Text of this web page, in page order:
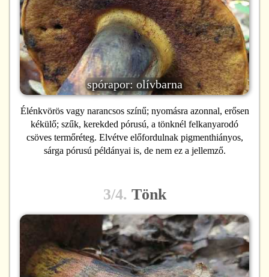
Élénkvörös vagy narancsos színű; nyomásra azonnal, erősen
kékülő; szűk, kerekded pórusú, a tönknél felkanyarodó
csöves termőréteg. Elvétve előfordulnak pigmenthiányos,
sárga pórusú példányai is, de nem ez a jellemző.
spórapor: olívbarna
3/4. Tönk